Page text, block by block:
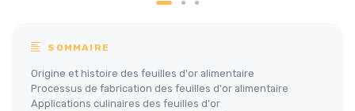
SOMMAIRE
Origine et histoire des feuilles d'or alimentaire
Processus de fabrication des feuilles d'or alimentaire
Applications culinaires des feuilles d'or